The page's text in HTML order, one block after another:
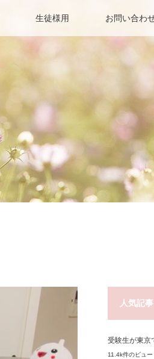
生徒様用 お問い合わ
人気記事
受験生が東京
11.4k件のビュー